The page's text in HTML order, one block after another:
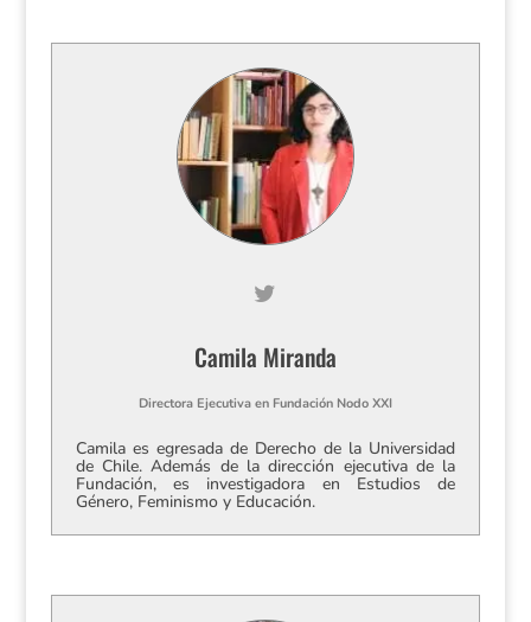
Camila Miranda
Directora Ejecutiva en Fundación Nodo XXI
Camila es egresada de Derecho de la Universidad
de Chile. Además de la dirección ejecutiva de la
Fundación, es investigadora en Estudios de
Género, Feminismo y Educación.